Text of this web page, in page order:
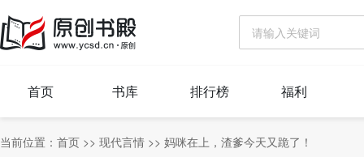
首页 书库 排行榜 福利
当前位置： 首页 >> 现代言情 >> 妈咪在上，渣爹今天又跪了！